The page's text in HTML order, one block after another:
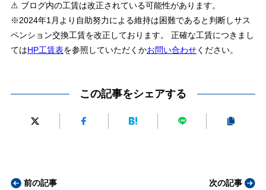
⚠ ブログ内の工賃は改正されている可能性があります。
※2024年1月より自助努力による維持は困難であると判断しサス
ペンション交換工賃を改正しております。 正確な工賃につきまし
てはHP工賃表を参照していただくかお問い合わせください。
この記事をシェアする
前の記事 次の記事